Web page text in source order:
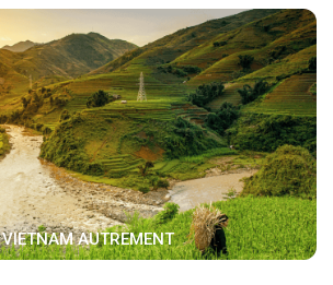
VIETNAM AUTREMENT